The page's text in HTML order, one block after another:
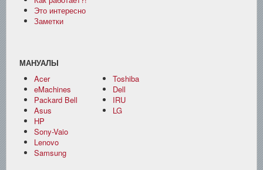
Это интересно
Заметки
МАНУАЛЫ
Acer
eMachines
Packard Bell
Asus
HP
Sony-Vaio
Lenovo
Samsung
Toshiba
Dell
IRU
LG